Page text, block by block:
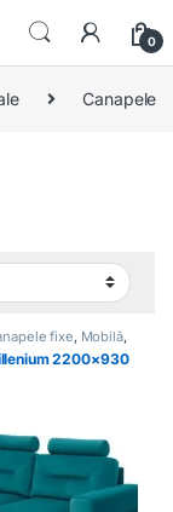
0
Canapele
fixe, Mobilă,
2200×930